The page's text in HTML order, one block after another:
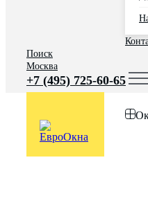
Поиск
Москва
+7 (495) 725-60-65